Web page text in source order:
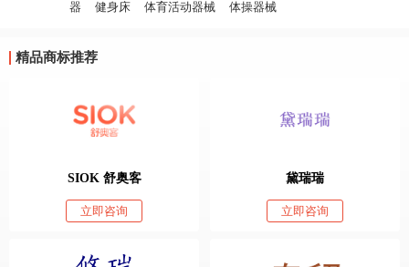
器
健身床 体育活动器械 体操器械
精品商标推荐
SIOK 舒奥客
立即咨询
黛瑞瑞
立即咨询